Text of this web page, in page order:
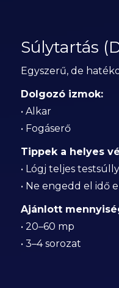
Súlytartás
Egyszerű, de
Dolgozó izmok:
• Alkar
• Fogáserő
Tippek a helyes
• Lógj teljes
• Ne engedd el idő
Ajánlott
• 20–60 mp
• 3–4 sorozat